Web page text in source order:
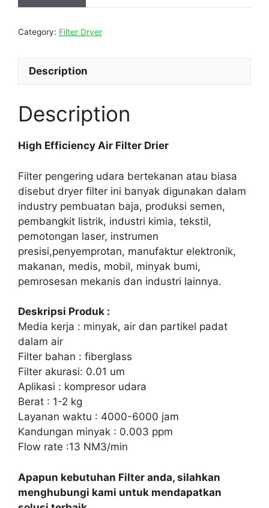
Category: Filter Dryer
Description
Description
High Efficiency Air Filter Drier
Filter pengering udara bertekanan atau biasa
disebut dryer filter ini banyak digunakan dalam
industry pembuatan baja, produksi semen,
pembangkit listrik, industri kimia, tekstil,
pemotongan laser, instrumen
presisi,penyemprotan, manufaktur elektronik,
makanan, medis, mobil, minyak bumi,
pemrosesan mekanis dan industri lainnya.
Deskripsi Produk :
Media kerja : minyak, air dan partikel padat
dalam air
Filter bahan : fiberglass
Filter akurasi: 0.01 um
Aplikasi : kompresor udara
Berat : 1-2 kg
Layanan waktu : 4000-6000 jam
Kandungan minyak : 0.003 ppm
Flow rate :13 NM3/min
Apapun kebutuhan Filter anda, silahkan
menghubungi kami untuk mendapatkan